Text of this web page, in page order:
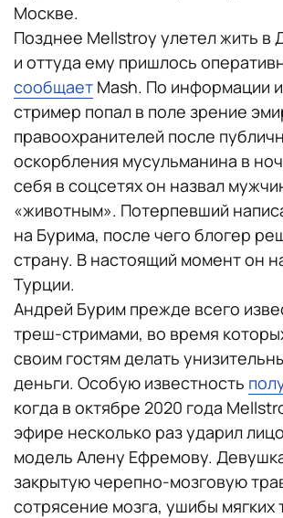
Москве.
Позднее Mellstroy улетел жить в
и оттуда ему пришлось
сообщает Mash. По информации
стример попал в поле зрение
правоохранителей после
оскорбления мусульманина в
себя в соцсетях он назвал
«животным». Потерпевший
на Бурима, после чего блогер
страну. В настоящий момент он
Турции.
Андрей Бурим прежде всего
треш-стримами, во время
своим гостям делать
деньги. Особую известность
когда в октябре 2020 года
эфире несколько раз ударил
модель Алену Ефремову.
закрытую черепно-мозговую
сотрясение мозга, ушибы мягких